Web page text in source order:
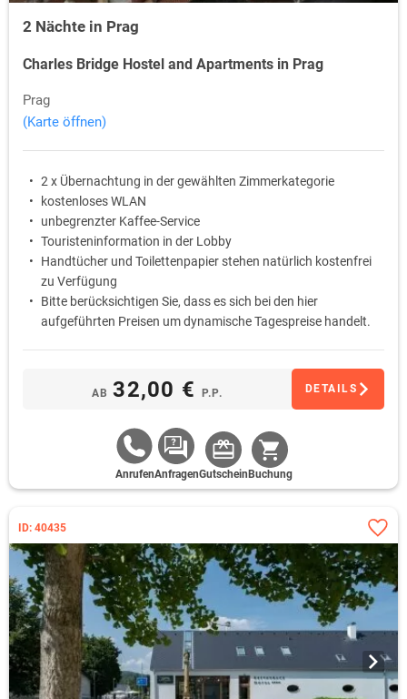
2 Nächte in Prag
Charles Bridge Hostel and Apartments in Prag
Prag
(Karte öffnen)
2 x Übernachtung in der gewählten Zimmerkategorie
kostenloses WLAN
unbegrenzter Kaffee-Service
Touristeninformation in der Lobby
Handtücher und Toilettenpapier stehen natürlich kostenfrei
zu Verfügung
Bitte berücksichtigen Sie, dass es sich bei den hier
aufgeführten Preisen um dynamische Tagespreise handelt.
AB 32,00 € P.P. DETAILS
AnrufenAnfragenGutschein Buchung
ID: 40435